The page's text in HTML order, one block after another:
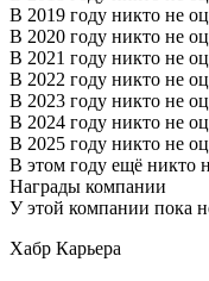
В 2019 году никто не
В 2020 году никто не
В 2021 году никто не
В 2022 году никто не
В 2023 году никто не
В 2024 году никто не
В 2025 году никто не
В этом году ещё никто
Награды компании
У этой компании пока
Хабр Карьера